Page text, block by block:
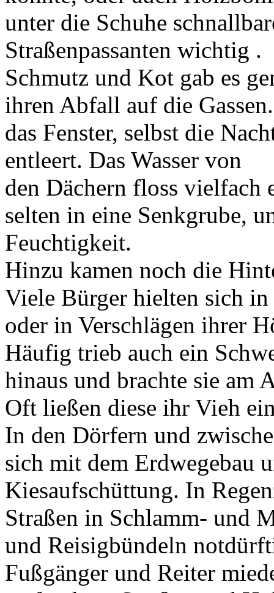
unter die Schuhe
Straßenpassanten wichtig .
Schmutz und Kot gab es
ihren Abfall auf die
das Fenster, selbst die
entleert. Das Wasser von
den Dächern floss vielfach
selten in eine Senkgrube,
Feuchtigkeit.
Hinzu kamen noch die
Viele Bürger hielten sich in
oder in Verschlägen ihrer
Häufig trieb auch ein
hinaus und brachte sie am
Oft ließen diese ihr Vieh
In den Dörfern und
sich mit dem Erdwegebau
Kiesaufschüttung. In
Straßen in Schlamm- und
und Reisigbündeln
Fußgänger und Reiter